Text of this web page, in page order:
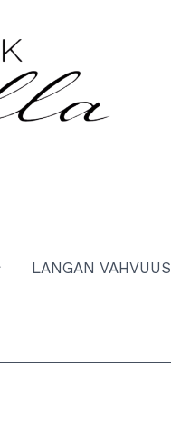
LANGAN VAHVUUS